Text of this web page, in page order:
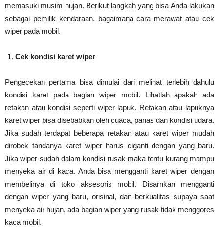
memasuki musim hujan. Berikut langkah yang bisa Anda lakukan
sebagai pemilik kendaraan, bagaimana cara merawat atau cek
wiper pada mobil.
Cek kondisi karet wiper
Pengecekan pertama bisa dimulai dari melihat terlebih dahulu
kondisi karet pada bagian wiper mobil. Lihatlah apakah ada
retakan atau kondisi seperti wiper lapuk. Retakan atau lapuknya
karet wiper bisa disebabkan oleh cuaca, panas dan kondisi udara.
Jika sudah terdapat beberapa retakan atau karet wiper mudah
dirobek tandanya karet wiper harus diganti dengan yang baru.
Jika wiper sudah dalam kondisi rusak maka tentu kurang mampu
menyeka air di kaca. Anda bisa mengganti karet wiper dengan
membelinya di toko aksesoris mobil. Disarnkan mengganti
dengan wiper yang baru, orisinal, dan berkualitas supaya saat
menyeka air hujan, ada bagian wiper yang rusak tidak menggores
kaca mobil.